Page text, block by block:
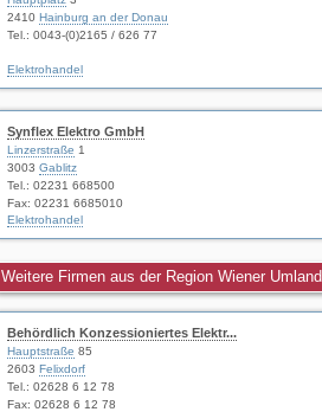
2410 Hainburg an der Donau
Tel.: 0043-(0)2165 / 626 77
Elektrohandel
Synflex Elektro GmbH
Linzerstraße 1
3003 Gablitz
Tel.: 02231 668500
Fax: 02231 6685010
Elektrohandel
Weitere Firmen aus der Region Wiener Umland
Behördlich Konzessioniertes Elektr...
Hauptstraße 85
2603 Felixdorf
Tel.: 02628 6 12 78
Fax: 02628 6 12 78